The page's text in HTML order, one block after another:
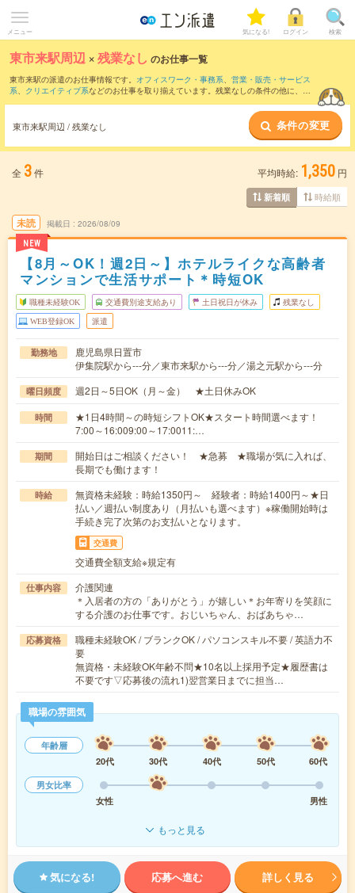
メニュー 気になる! ログイン 検索
東市来駅周辺 ×残業なし のお仕事一覧
東市来駅の派遣のお仕事情報です。 オフィスワーク・事務系、 営業・販売・サービス
系、 クリエイティブ系などのお仕事を取り揃えています。残業なしの条件の他に、 交
東市来駅周辺 / 残業なし 条件の変更
全 3件 平均時給: 1,350 円
新着順 時給順
未読
NEW
掲載日 2026/08/09
【8月～OK！週2日～】ホテルライクな高齢者
マンションで生活サポート＊時短OK
職種未経験OK 交通費別途支給あり 土日祝日が休み 残業なし
WEB登録OK 派遣
勤務地
鹿児島県日置市
伊集院駅から---分／東市来駅から---分／湯之元駅から---分
曜日頻度 週2日～5日OK（月～金） ★土日休みOK
時間
★1日4時間～の時短シフトOK★スタート時間選べます！
7:00～16:009:00～17:0011:…
期間
開始日はご相談ください！ ★急募 ★職場が気に入れば、
長期でも働けます！
時給
無資格未経験：時給1350円～ 経験者：時給1400円～★日
払い／週払い制度あり（月払いも選べます）※稼働開始時は
手続き完了次第のお支払いとなります。
交通費
交通費全額支給※規定有
仕事内容
介護関連
＊入居者の方の「ありがとう」が嬉しい＊お年寄りを笑顔に
する介護のお仕事です。おじいちゃん、おばあちゃ…
応募資格
職種未経験OK / ブランクOK / パソコンスキル不要 / 英語力不
要
無資格・未経験OK年齢不問★10名以上採用予定★履歴書は
不要です▽応募後の流れ1)翌営業日までに担当…
職場の雰囲気
年齢層
20代
30代 40代 50代
60代
男女比率
女性
男性
もっと見る
気になる! 応募へ進む 詳しく見る